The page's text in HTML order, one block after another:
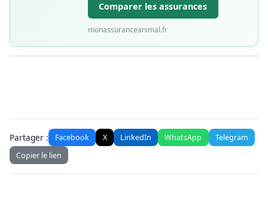
Comparer les assurances
monassuranceanimal.fr
Partager : Facebook X LinkedIn WhatsApp
Telegram
Copier le lien